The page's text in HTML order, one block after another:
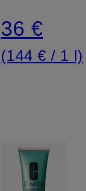
BODY
SCRUB
36 €
(144 € / 1 l)